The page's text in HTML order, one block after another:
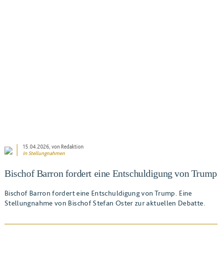
15.04.2026, von Redaktion
InStellungnahmen
Bischof Barron fordert eine Entschuldigung von Trump
Bischof Barron fordert eine Entschuldigung von Trump. Eine
Stellungnahme von Bischof Stefan Oster zur aktuellen Debatte.